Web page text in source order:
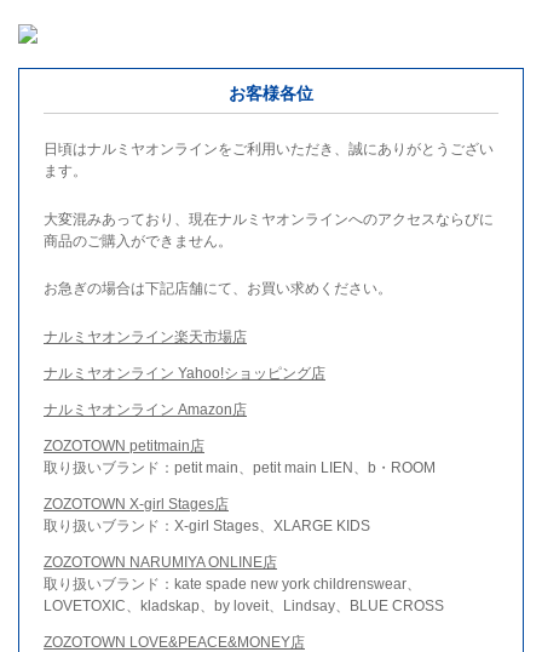
お客様各位
日頃はナルミヤオンラインをご利用いただき、誠にありがとうござい
ます。
大変混みあっており、現在ナルミヤオンラインへのアクセスならびに
商品のご購入ができません。
お急ぎの場合は下記店舗にて、お買い求めください。
ナルミヤオンライン楽天市場店
ナルミヤオンライン Yahoo!ショッピング店
ナルミヤオンライン Amazon店
ZOZOTOWN petitmain店
取り扱いブランド：petit main、petit main LIEN、b・ROOM
ZOZOTOWN X-girl Stages店
取り扱いブランド：X-girl Stages、XLARGE KIDS
ZOZOTOWN NARUMIYA ONLINE店
取り扱いブランド：kate spade new york childrenswear、
LOVETOXIC、kladskap、by loveit、Lindsay、BLUE CROSS
ZOZOTOWN LOVE&PEACE&MONEY店